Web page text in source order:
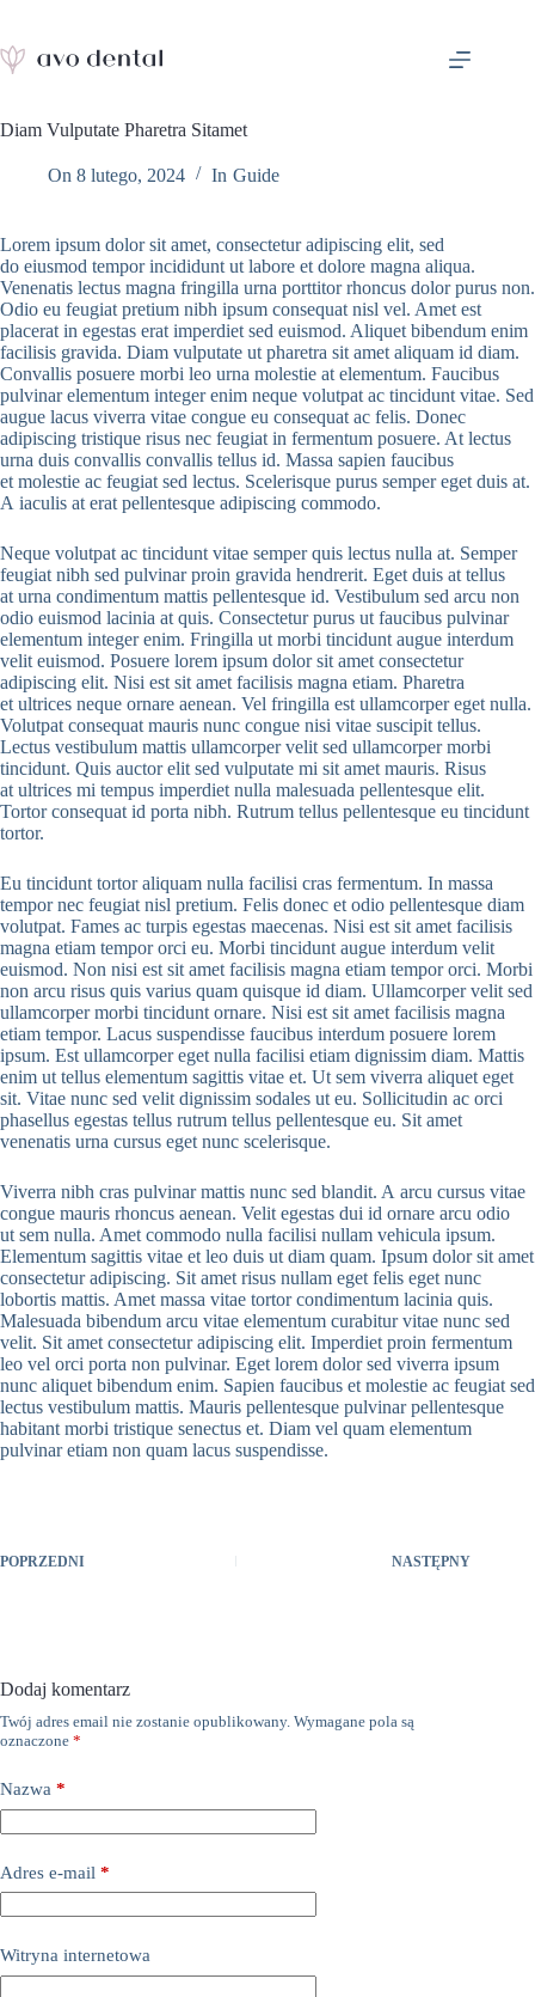
treści
Diam Vulputate Pharetra Sitamet
On 8 lutego, 2024 In Guide
Lorem ipsum dolor sit amet, consectetur adipiscing elit, sed
do eiusmod tempor incididunt ut labore et dolore magna aliqua.
Venenatis lectus magna fringilla urna porttitor rhoncus dolor purus non.
Odio eu feugiat pretium nibh ipsum consequat nisl vel. Amet est
placerat in egestas erat imperdiet sed euismod. Aliquet bibendum enim
facilisis gravida. Diam vulputate ut pharetra sit amet aliquam id diam.
Convallis posuere morbi leo urna molestie at elementum. Faucibus
pulvinar elementum integer enim neque volutpat ac tincidunt vitae. Sed
augue lacus viverra vitae congue eu consequat ac felis. Donec
adipiscing tristique risus nec feugiat in fermentum posuere. At lectus
urna duis convallis convallis tellus id. Massa sapien faucibus
et molestie ac feugiat sed lectus. Scelerisque purus semper eget duis at.
A iaculis at erat pellentesque adipiscing commodo.
Neque volutpat ac tincidunt vitae semper quis lectus nulla at. Semper
feugiat nibh sed pulvinar proin gravida hendrerit. Eget duis at tellus
at urna condimentum mattis pellentesque id. Vestibulum sed arcu non
odio euismod lacinia at quis. Consectetur purus ut faucibus pulvinar
elementum integer enim. Fringilla ut morbi tincidunt augue interdum
velit euismod. Posuere lorem ipsum dolor sit amet consectetur
adipiscing elit. Nisi est sit amet facilisis magna etiam. Pharetra
et ultrices neque ornare aenean. Vel fringilla est ullamcorper eget nulla.
Volutpat consequat mauris nunc congue nisi vitae suscipit tellus.
Lectus vestibulum mattis ullamcorper velit sed ullamcorper morbi
tincidunt. Quis auctor elit sed vulputate mi sit amet mauris. Risus
at ultrices mi tempus imperdiet nulla malesuada pellentesque elit.
Tortor consequat id porta nibh. Rutrum tellus pellentesque eu tincidunt
tortor.
Eu tincidunt tortor aliquam nulla facilisi cras fermentum. In massa
tempor nec feugiat nisl pretium. Felis donec et odio pellentesque diam
volutpat. Fames ac turpis egestas maecenas. Nisi est sit amet facilisis
magna etiam tempor orci eu. Morbi tincidunt augue interdum velit
euismod. Non nisi est sit amet facilisis magna etiam tempor orci. Morbi
non arcu risus quis varius quam quisque id diam. Ullamcorper velit sed
ullamcorper morbi tincidunt ornare. Nisi est sit amet facilisis magna
etiam tempor. Lacus suspendisse faucibus interdum posuere lorem
ipsum. Est ullamcorper eget nulla facilisi etiam dignissim diam. Mattis
enim ut tellus elementum sagittis vitae et. Ut sem viverra aliquet eget
sit. Vitae nunc sed velit dignissim sodales ut eu. Sollicitudin ac orci
phasellus egestas tellus rutrum tellus pellentesque eu. Sit amet
venenatis urna cursus eget nunc scelerisque.
Viverra nibh cras pulvinar mattis nunc sed blandit. A arcu cursus vitae
congue mauris rhoncus aenean. Velit egestas dui id ornare arcu odio
ut sem nulla. Amet commodo nulla facilisi nullam vehicula ipsum.
Elementum sagittis vitae et leo duis ut diam quam. Ipsum dolor sit amet
consectetur adipiscing. Sit amet risus nullam eget felis eget nunc
lobortis mattis. Amet massa vitae tortor condimentum lacinia quis.
Malesuada bibendum arcu vitae elementum curabitur vitae nunc sed
velit. Sit amet consectetur adipiscing elit. Imperdiet proin fermentum
leo vel orci porta non pulvinar. Eget lorem dolor sed viverra ipsum
nunc aliquet bibendum enim. Sapien faucibus et molestie ac feugiat sed
lectus vestibulum mattis. Mauris pellentesque pulvinar pellentesque
habitant morbi tristique senectus et. Diam vel quam elementum
pulvinar etiam non quam lacus suspendisse.
POPRZEDNI NASTĘPNY
Dodaj komentarz
Twój adres email nie zostanie opublikowany. Wymagane pola są
oznaczone *
Nazwa *
Adres e-mail *
Witryna internetowa